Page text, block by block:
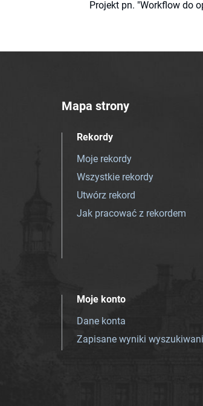
Projekt pn. "Workflow do
Mapa strony
Rekordy
Moje rekordy
Wszystkie rekordy
Utwórz rekord
Jak pracować z rekordem
Moje konto
Dane konta
Zapisane wyniki